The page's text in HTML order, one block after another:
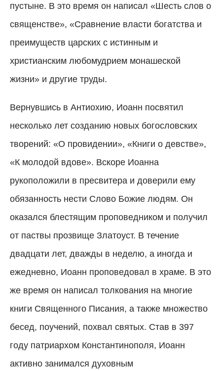
пустыне. В это время он написал «Шесть слов о
священстве», «Сравнение власти богатства и
преимуществ царских с истинным и
христианским любомудрием монашеской
жизни» и другие труды.
Вернувшись в Антиохию, Иоанн посвятил
несколько лет созданию новых богословских
творений: «О провидении», «Книги о девстве»,
«К молодой вдове». Вскоре Иоанна
рукоположили в пресвитера и доверили ему
обязанность нести Слово Божие людям. Он
оказался блестящим проповедником и получил
от паствы прозвище Златоуст. В течение
двадцати лет, дважды в неделю, а иногда и
ежедневно, Иоанн проповедовал в храме. В это
же время он написал толкования на многие
книги Священного Писания, а также множество
бесед, поучений, похвал святых. Став в 397
году патриархом Константинополя, Иоанн
активно занимался духовным